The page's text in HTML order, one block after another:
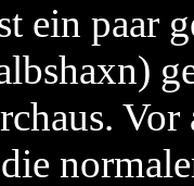
ein paar